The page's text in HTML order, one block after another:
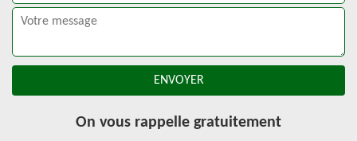
On vous rappelle gratuitement